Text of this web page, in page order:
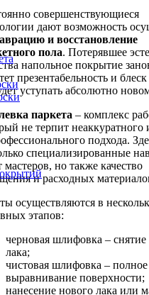
совершенствующиеся
дают возможность
и восстановление
пола. Потерявшее
напольное покрытие
презентабельность и
уступать абсолютно
паркета – комплекс
не терпит неаккуратного
подхода.
специализированные
мастеров, но также качество
и расходных
осуществляются в
этапов:
черновая шлифовка – снятие
лака;
чистовая шлифовка – полное
выравнивание поверхности;
нанесение нового лака или